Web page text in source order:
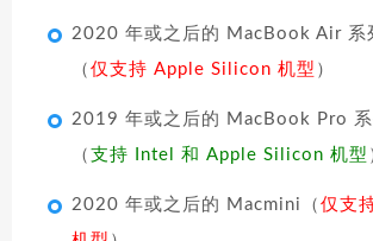
2020 年或之后的 MacBook Air 系
（ 仅支持 Apple Silicon 机型 ）
2019 年或之后的 MacBook Pro 系
（ 支持 Intel 和 Apple Silicon 机型
2020 年或之后的 Macmini（ 仅支